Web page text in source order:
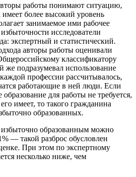
работы понимают ситуацию,
более высокий уровень
занимаемое ими рабочее
исследователи
экспертный и статистический.
авторы работы оценивали
классификатору
же подразумевал использование
профессии рассчитывалось,
работающие в ней люди. Если
для работы не требуется,
имеет, то такого гражданина
образованных.
избыточно образованным можно
— такой разброс обусловлен
При этом по экспертному
несколько ниже, чем